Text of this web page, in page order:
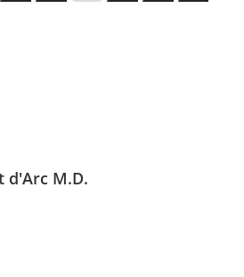
d'Arc M.D.